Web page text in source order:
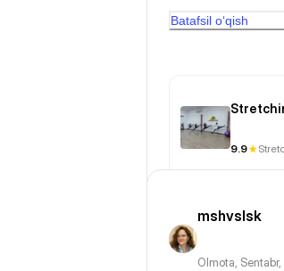
сторону летели
Batafsil o‘qish
9.9
mshvslsk
Olmota,